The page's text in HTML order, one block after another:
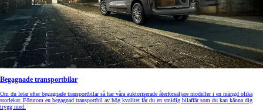
Begagnade transportbilar
Om du letar efter begagnade transportbilar så har våra auktoriserade återförsäljare modeller i en mängd olika
storlekar. Förutom en begagnad transportbil av hög kvalitet får du en smidig bilaffär som du kan känna dig
trygg med.